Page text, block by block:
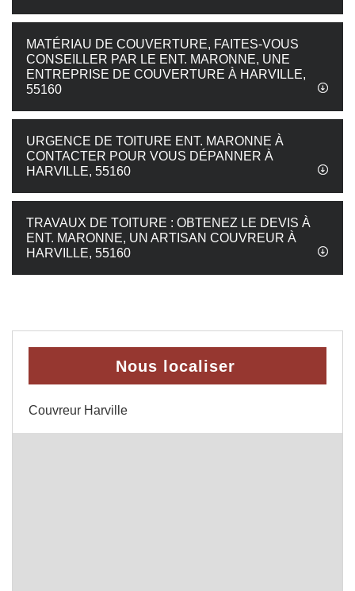
MATÉRIAU DE COUVERTURE, FAITES-VOUS
CONSEILLER PAR LE ENT. MARONNE, UNE
ENTREPRISE DE COUVERTURE À HARVILLE,
55160
URGENCE DE TOITURE ENT. MARONNE À
CONTACTER POUR VOUS DÉPANNER À
HARVILLE, 55160
TRAVAUX DE TOITURE : OBTENEZ LE DEVIS À
ENT. MARONNE, UN ARTISAN COUVREUR À
HARVILLE, 55160
Nous localiser
Couvreur Harville